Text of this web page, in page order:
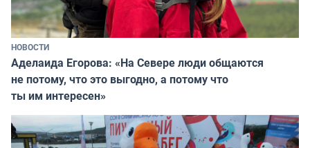
НОВОСТИ
Аделаида Егорова: «На Севере люди общаются
не потому, что это выгодно, а потому что
ты им интересен»